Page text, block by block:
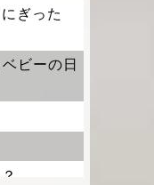
ぎった
ベビーの日